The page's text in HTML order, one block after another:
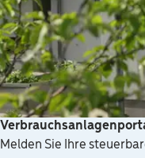
Melden Sie Ihre